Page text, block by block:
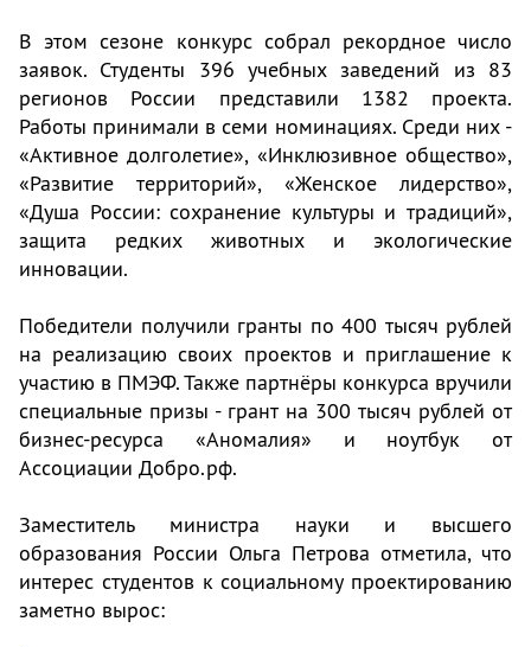
В этом сезоне конкурс собрал рекордное число
заявок. Студенты 396 учебных заведений из 83
регионов России представили 1382 проекта.
Работы принимали в семи номинациях. Среди них -
«Активное долголетие», «Инклюзивное общество»,
«Развитие территорий», «Женское лидерство»,
«Душа России: сохранение культуры и традиций»,
защита редких животных и экологические
инновации.
Победители получили гранты по 400 тысяч рублей
на реализацию своих проектов и приглашение к
участию в ПМЭФ. Также партнёры конкурса вручили
специальные призы - грант на 300 тысяч рублей от
бизнес-ресурса «Аномалия» и ноутбук от
Ассоциации Добро.рф.
Заместитель министра науки и высшего
образования России Ольга Петрова отметила, что
интерес студентов к социальному проектированию
заметно вырос: